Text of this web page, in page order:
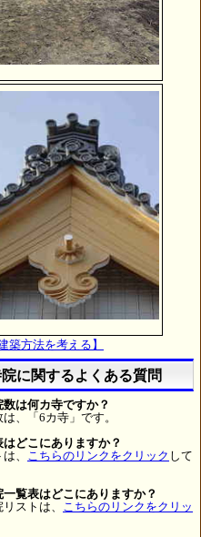
築方法を考える】
に関するよくある質問
は何カ寺ですか？
、「6カ寺」です。
どこにありますか？
、 こちらのリンクをクリック して
覧表はどこにありますか？
ストは、 こちらのリンクをクリッ